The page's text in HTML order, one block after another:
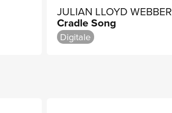
JULIAN LLOYD WEBBER
Cradle Song
Digitale